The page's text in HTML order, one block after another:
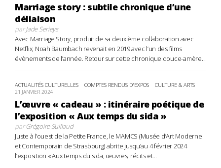
Marriage story : subtile chronique d’une
déliaison
parJade Serieys
Avec Marriage Story, produit de sa deuxième collaboration avec
Netflix, Noah Baumbach revenait en 2019 avec l’un des films
évènements de l’année. Retour sur cette chronique douce-amère...
ACTUALITÉS CULTURELLES COMPTES RENDUS D'EXPOS CULTURE & ARTS
21 JANVIER 2024
L’œuvre « cadeau » : itinéraire poétique de
l’exposition « Aux temps du sida »
parGrégoire Suillaud
Juste à l’ouest de la Petite France, le MAMCS (Musée d’Art Moderne
et Contemporain de Strasbourg) abrite jusqu’au 4 février 2024
l’exposition « Aux temps du sida, œuvres, récits et...